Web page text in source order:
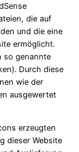
die auf
und die eine
ermöglicht.
so genannte
Durch diese
wie der
ausgewertet
erzeugten
dieser Website